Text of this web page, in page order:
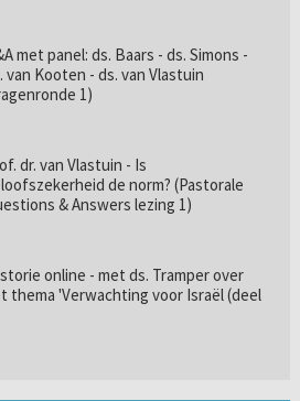
met panel: ds. Baars - ds. Simons -
van Kooten - ds. van Vlastuin
1)
dr. van Vlastuin - Is
de norm? (Pastorale
& Answers lezing 1)
online - met ds. Tramper over
thema 'Verwachting voor Israël (deel